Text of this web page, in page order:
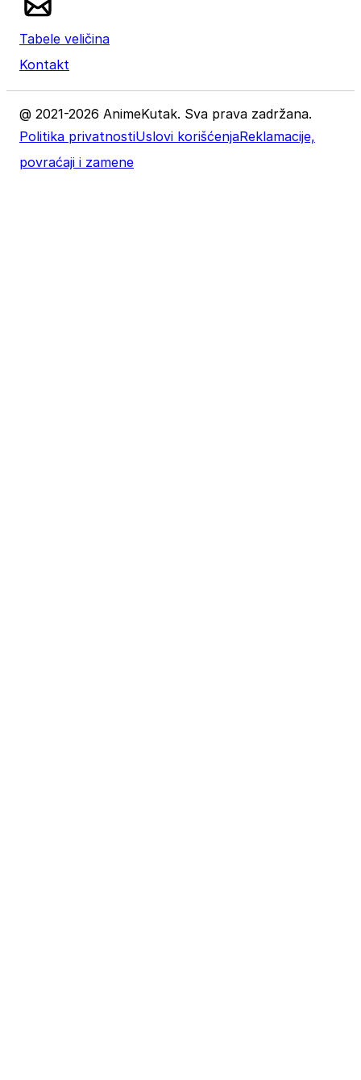
Tabele veličina
Kontakt
@ 2021-2026 AnimeKutak. Sva prava zadržana.
Politika privatnostiUslovi korišćenjaReklamacije,
povraćaji i zamene